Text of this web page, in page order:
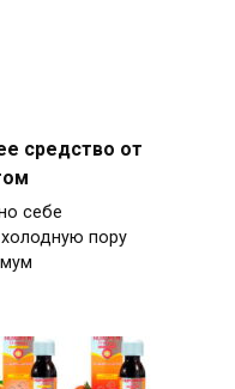
средство от
себе
пору